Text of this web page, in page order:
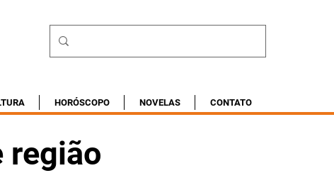
HORÓSCOPO NOVELAS CONTATO
região